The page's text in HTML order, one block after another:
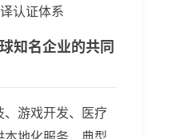
认证体系
知名企业的共同
游戏开发、医疗